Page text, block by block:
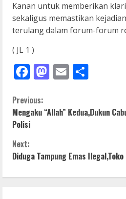
Kanan untuk memberikan
sekaligus memastikan
terulang dalam forum-forum
( JL 1 )
Facebook
Mastodon
Email
C
o
n
t
Previous:
Mengaku “Allah” Kedua,Dukun
Polisi
Next:
Diduga Tampung Emas